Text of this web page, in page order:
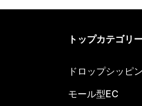
トップカテゴリ
ドロップシッピ
モール型EC